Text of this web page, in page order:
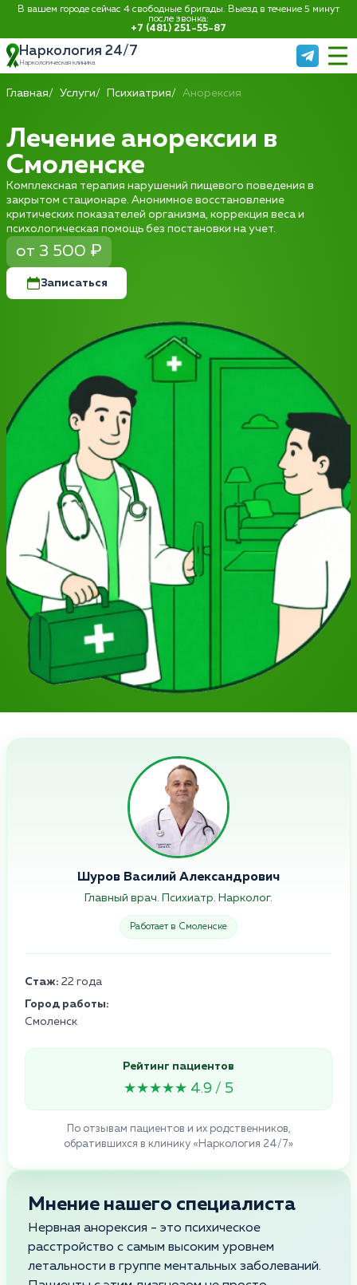
В вашем городе сейчас 4 свободные бригады. Выезд в течение 5 минут
после звонка:
+7 (481) 251-55-87
Наркология 24/7
Наркологическая клиника
Главная Услуги Психиатрия Анорексия
Лечение анорексии в
Смоленске
Комплексная терапия нарушений пищевого поведения в
закрытом стационаре. Анонимное восстановление
критических показателей организма, коррекция веса и
психологическая помощь без постановки на учет.
от 3 500 ₽
Записаться
Шуров Василий Александрович
Главный врач. Психиатр. Нарколог.
Работает в Смоленске
Стаж: 22 года
Город работы:
Смоленск
Рейтинг пациентов
★★★★★ 4.9 / 5
По отзывам пациентов и их родственников,
обратившихся в клинику «Наркология 24/7»
Мнение нашего специалиста
Нервная анорексия - это психическое
расстройство с самым высоким уровнем
летальности в группе ментальных заболеваний.